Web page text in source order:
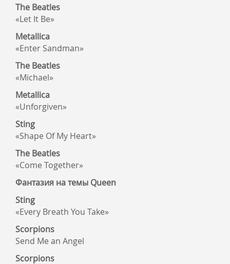
The Beatles
«Let It Be»
Metallica
«Enter Sandman»
The Beatles
«Michael»
Metallica
«Unforgiven»
Sting
«Shape Of My Heart»
The Beatles
«Come Together»
Фантазия на темы Queen
Sting
«Every Breath You Take»
Scorpions
Send Me an Angel
Scorpions